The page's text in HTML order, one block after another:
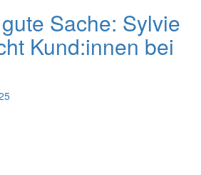
Sache: Sylvie
Kund:innen bei